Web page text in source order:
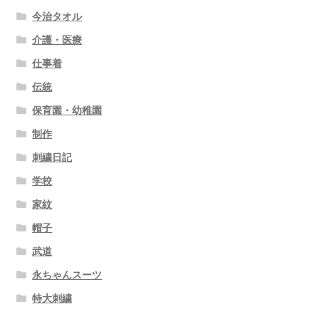
今治タオル
介護・医療
仕事着
伝統
保育園・幼稚園
制作
刺繍日記
学校
家紋
帽子
武道
永ちゃんスーツ
特大刺繍